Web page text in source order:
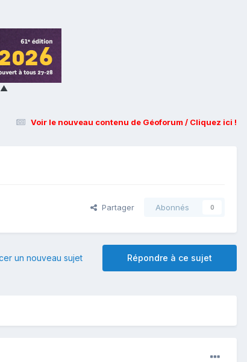
Voir le nouveau contenu de Géoforum / Cliquez ici !
Partager Abonnés 0
Répondre à ce sujet
un nouveau sujet